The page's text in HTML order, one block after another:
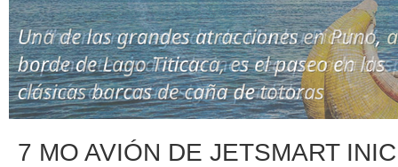
7 MO AVIÓN DE JETSMART